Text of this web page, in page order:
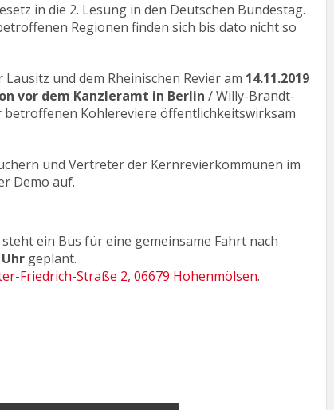
in die 2. Lesung in den Deutschen Bundestag.
Regionen finden sich bis dato nicht so
und dem Rheinischen Revier am 14.11.2019
vor dem Kanzleramt in Berlin / Willy-Brandt-
Kohlereviere öffentlichkeitswirksam
und Vertreter der Kernrevierkommunen im
Demo auf.
ein Bus für eine gemeinsame Fahrt nach
geplant.
Friedrich-Straße 2, 06679 Hohenmölsen.